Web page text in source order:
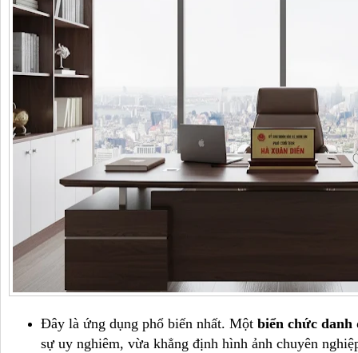
Đây là ứng dụng phổ biến nhất. Một biển chức danh
sự uy nghiêm, vừa khẳng định hình ảnh chuyên